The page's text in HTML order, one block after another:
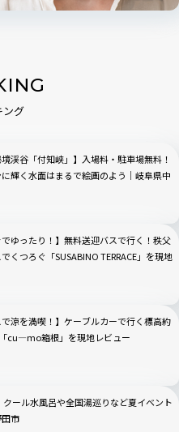
ング
境渓谷「付知峡」】入場料・駐車場無料！
輝く水面はまるで絵画のよう｜岐阜県中
でゆったり！】無料送迎バスで行く！秩父
くつろぐ「SUSABINO TERRACE」を現地
で涼を満喫！】ケーブルカーで行く標高約
cu―mo箱根」を現地レビュー
クール水風呂や全国湯巡りなど夏イベント
市